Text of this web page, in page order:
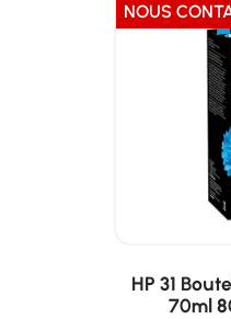
NOUS
HP 31
70ml